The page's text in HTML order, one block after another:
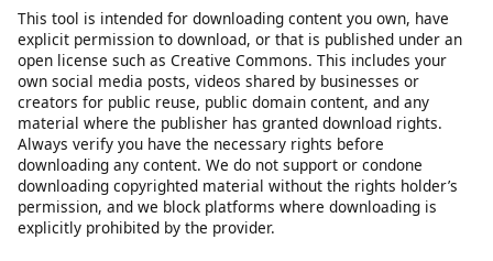
Appuyez sur « Télécharger la vidéo » pour enregistrer le
fichier sur votre appareil.
Le téléchargeur vidéo est-il sûr ?
Oui, notre outil est 100 % sûr. Nous ne stockons aucun de vos
fichiers téléchargés sur nos serveurs.
Is it legal to download videos for personal use?
This tool is intended for downloading content you own, have